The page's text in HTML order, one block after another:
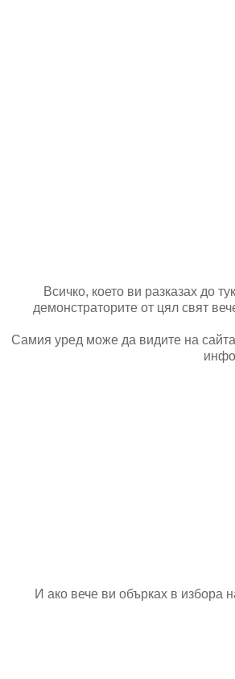
Всичко, което ви разказах до
демонстраторите от цял свят
Самия уред може да видите на
И ако вече ви обърках в избора